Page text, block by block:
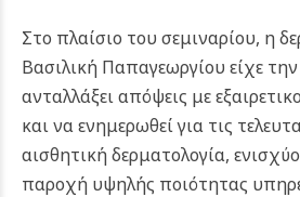
Στο πλαίσιο του σεμιναρίου, η
Βασιλική Παπαγεωργίου είχε
ανταλλάξει απόψεις με
και να ενημερωθεί για τις
αισθητική δερματολογία,
παροχή υψηλής ποιότητας